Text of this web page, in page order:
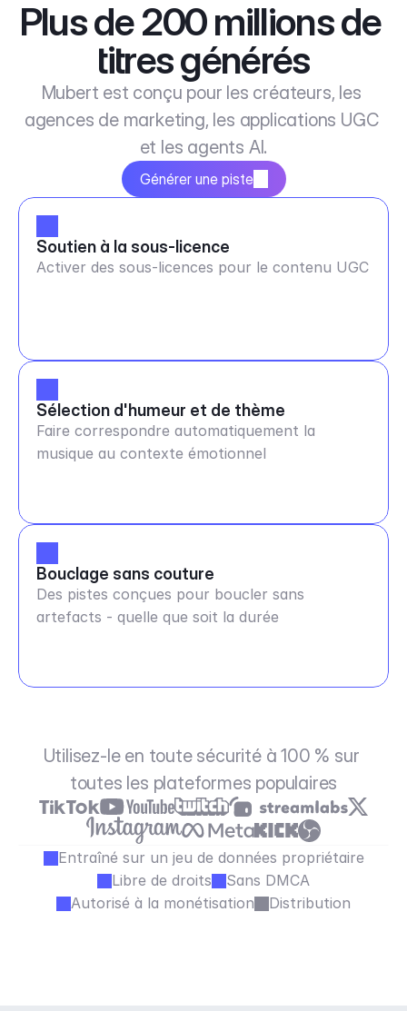
Plus de 200 millions de
titres générés
Mubert est conçu pour les créateurs, les
agences de marketing, les applications UGC
et les agents AI.
Générer une piste
Soutien à la sous-licence
Activer des sous-licences pour le contenu UGC
Sélection d'humeur et de thème
Faire correspondre automatiquement la
musique au contexte émotionnel
Bouclage sans couture
Des pistes conçues pour boucler sans
artefacts - quelle que soit la durée
Utilisez-le en toute sécurité à 100 % sur
toutes les plateformes populaires
Entraîné sur un jeu de données propriétaire
Libre de droits
Sans DMCA
Autorisé à la monétisation
Distribution